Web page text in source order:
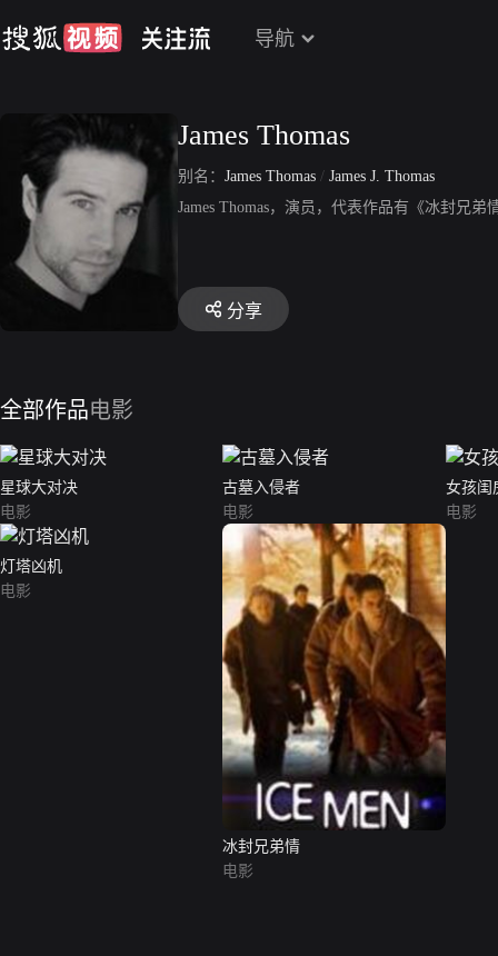
导航
James Thomas
别名： James Thomas / James J. Thomas
James Thomas，演员，代表作品有《冰封兄
分享
全部作品电影
星球大对决
电影
古墓入侵者
电影
女孩闺
电影
灯塔凶机
电影
冰封兄弟情
电影